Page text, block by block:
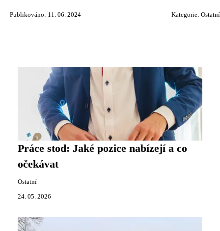
Publikováno: 11. 06. 2024 Kategorie: Ostatní
Práce stod: Jaké pozice nabízejí a co
očekávat
Ostatní
24. 05. 2026